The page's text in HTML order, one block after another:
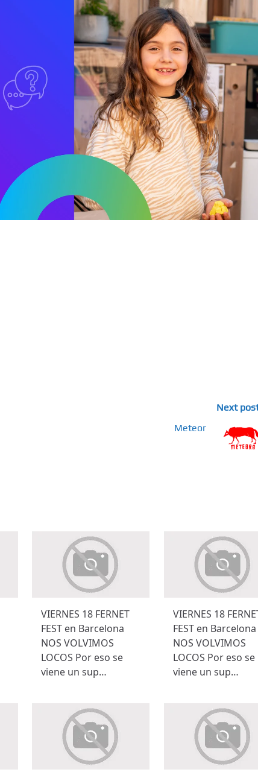
Next
Meteor
VIERNES 18 FERNET
FEST en Barcelona
NOS VOLVIMOS
LOCOS Por eso se
viene un sup…
VIERNES 18
FEST en Barcelona
NOS VOLVIMOS
LOCOS Por eso se
viene un sup…